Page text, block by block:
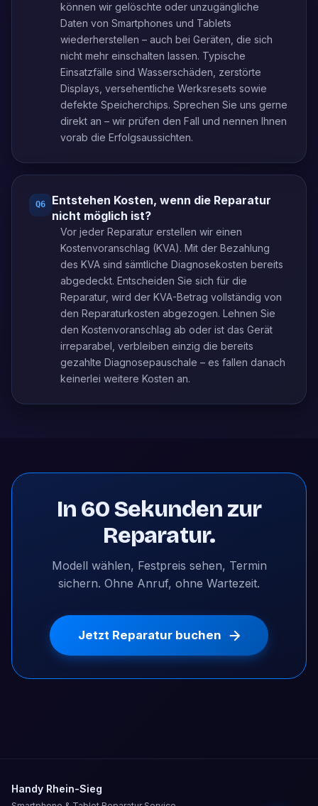
können wir gelöschte oder unzugängliche
Daten von Smartphones und Tablets
wiederherstellen – auch bei Geräten, die sich
nicht mehr einschalten lassen. Typische
Einsatzfälle sind Wasserschäden, zerstörte
Displays, versehentliche Werksresets sowie
defekte Speicherchips. Sprechen Sie uns gerne
direkt an – wir prüfen den Fall und nennen Ihnen
vorab die Erfolgsaussichten.
Q6
Entstehen Kosten, wenn die Reparatur
nicht möglich ist?
Vor jeder Reparatur erstellen wir einen
Kostenvoranschlag (KVA). Mit der Bezahlung
des KVA sind sämtliche Diagnosekosten bereits
abgedeckt. Entscheiden Sie sich für die
Reparatur, wird der KVA-Betrag vollständig von
den Reparaturkosten abgezogen. Lehnen Sie
den Kostenvoranschlag ab oder ist das Gerät
irreparabel, verbleiben einzig die bereits
gezahlte Diagnosepauschale – es fallen danach
keinerlei weitere Kosten an.
In 60 Sekunden zur
Reparatur.
Modell wählen, Festpreis sehen, Termin
sichern. Ohne Anruf, ohne Wartezeit.
Jetzt Reparatur buchen
Handy Rhein-Sieg